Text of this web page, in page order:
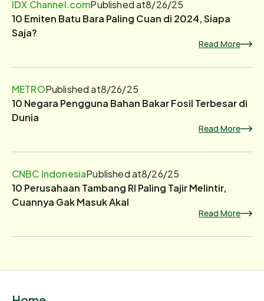
IDX Channel.comPublished at8/26/25
10 Emiten Batu Bara Paling Cuan di 2024, Siapa
Saja?
Read More
METROPublished at8/26/25
10 Negara Pengguna Bahan Bakar Fosil Terbesar di
Dunia
Read More
CNBC IndonesiaPublished at8/26/25
10 Perusahaan Tambang RI Paling Tajir Melintir,
Cuannya Gak Masuk Akal
Read More